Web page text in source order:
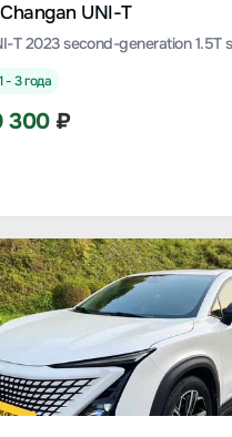
UNI-T
- 3 года
300₽